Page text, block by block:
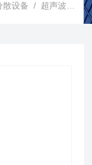
散设备 / 超声波护肤品分散设备